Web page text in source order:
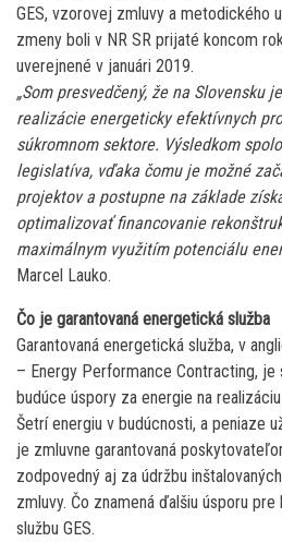
GES, vzorovej zmluvy a metodického
zmeny boli v NR SR prijaté koncom
uverejnené v januári 2019.
„Som presvedčený, že na Slovensku
realizácie energeticky efektívnych
súkromnom sektore. Výsledkom
legislatíva, vďaka čomu je možné
projektov a postupne na základe
optimalizovať financovanie
maximálnym využitím potenciálu
Marcel Lauko.
Čo je garantovaná energetická služba
Garantovaná energetická služba, v
– Energy Performance Contracting, je
budúce úspory za energie na
Šetrí energiu v budúcnosti, a peniaze
je zmluvne garantovaná
zodpovedný aj za údržbu
zmluvy. Čo znamená ďalšiu úsporu
službu GES.